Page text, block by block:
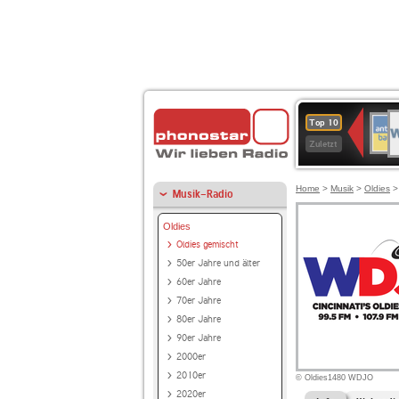
Top 10
Zuletzt
2
Musik-Radio
Oldies
Oldies gemischt
50er Jahre und älter
60er Jahre
70er Jahre
80er Jahre
90er Jahre
2000er
2010er
2020er
Home > Musik > Oldies >
© Oldies1480 WDJO